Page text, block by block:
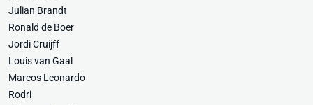
Julian Brandt
Ronald de Boer
Jordi Cruijff
Louis van Gaal
Marcos Leonardo
Rodri